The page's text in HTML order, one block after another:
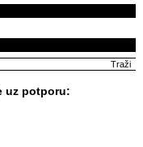
uz potporu: